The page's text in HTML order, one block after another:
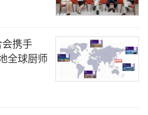
携手
全球厨师